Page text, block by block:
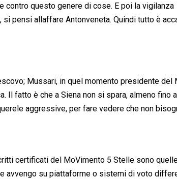
contro questo genere di cose. E poi la vigilanza
pensi allaffare Antonveneta. Quindi tutto è
Mussari, in quel momento presidente del
Il fatto è che a Siena non si spara, almeno fino
aggressive, per fare vedere che non
certificati del MoVimento 5 Stelle sono
avvengo su piattaforme o sistemi di voto